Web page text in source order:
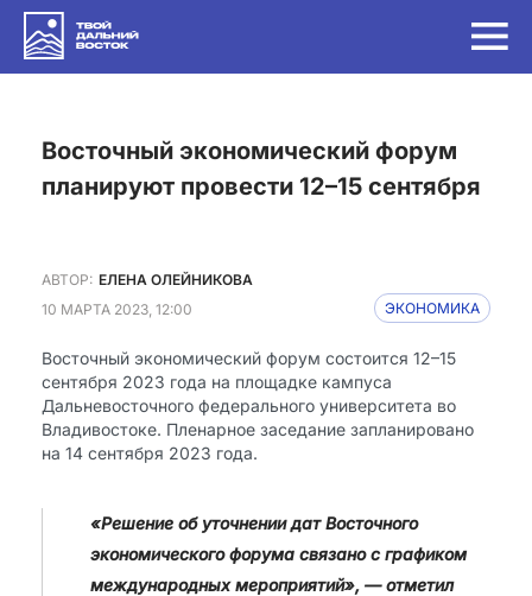
Восточный экономический форум
планируют провести 12–15 сентября
АВТОР: ЕЛЕНА ОЛЕЙНИКОВА
10 МАРТА 2023, 12:00
ЭКОНОМИКА
Восточный экономический форум состоится 12–15
сентября 2023 года на площадке кампуса
Дальневосточного федерального университета во
Владивостоке. Пленарное заседание запланировано
на 14 сентября 2023 года.
«Решение об уточнении дат Восточного
экономического форума связано с графиком
международных мероприятий», — отметил